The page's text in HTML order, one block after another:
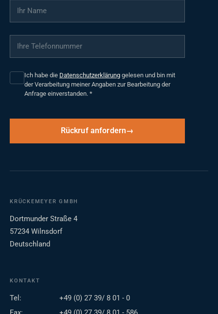
Ihr Name
Ihre Telefonnummer
Ich habe die Datenschutzerklärung gelesen und bin mit
der Verarbeitung meiner Angaben zur Bearbeitung der
Anfrage einverstanden. *
Rückruf anfordern
KRÜCKEMEYER GMBH
Dortmunder Straße 4
57234 Wilnsdorf
Deutschland
KONTAKT
Tel:
+49 (0) 27 39/ 8 01 - 0